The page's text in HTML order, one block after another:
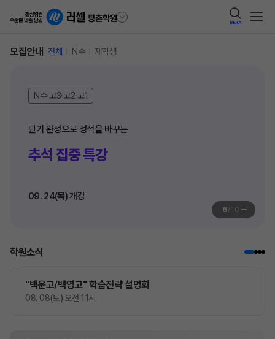
BETA
모집안내 전체 N수 재학생
N수·고3·고2·고1
추석 집중 특강
09. 24(목) 개강
6/ 10 +
학원소식
"백운고/백영고" 학습전략 설명회
08. 08(토) 오전 11시